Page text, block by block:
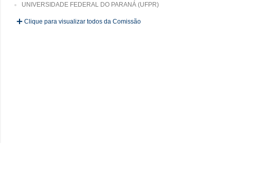
UNIVERSIDADE FEDERAL DO PARANÁ (UFPR)
Clique para visualizar todos da Comissão